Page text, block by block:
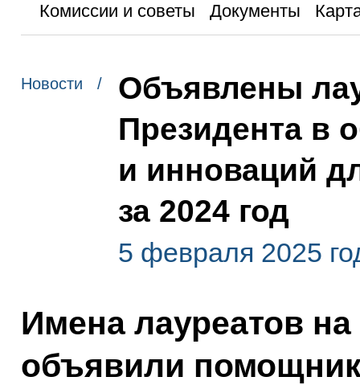
Комиссии и советы
Документы
Новости /
Объявлены
Президента в
и инноваций
за 2024 год
5 февраля 2025
Имена лауреатов
объявили